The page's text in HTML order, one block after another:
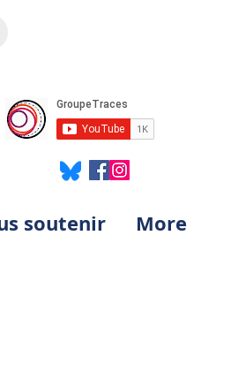
soutenir More